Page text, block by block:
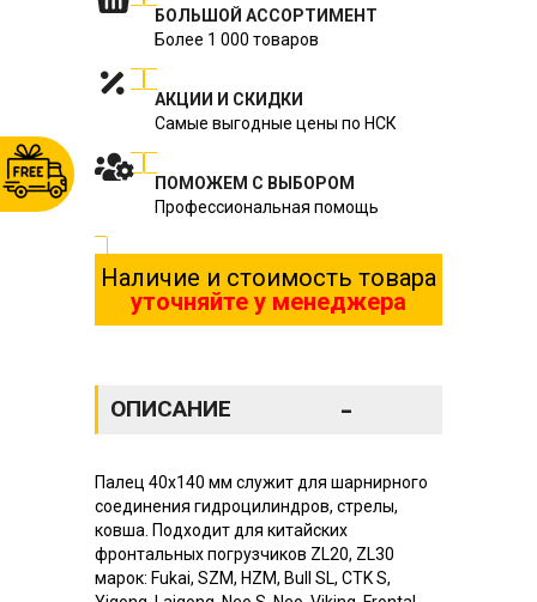
БОЛЬШОЙ АССОРТИМЕНТ
Более 1 000 товаров
АКЦИИ И СКИДКИ
Самые выгодные цены по НСК
ПОМОЖЕМ С ВЫБОРОМ
Профессиональная помощь
Наличие и стоимость товара
уточняйте у менеджера
ОПИСАНИЕ -
Палец 40х140 мм служит для шарнирного
соединения гидроцилиндров, стрелы,
ковша. Подходит для китайских
фронтальных погрузчиков ZL20, ZL30
марок: Fukai, SZM, HZM, Bull SL, CTK S,